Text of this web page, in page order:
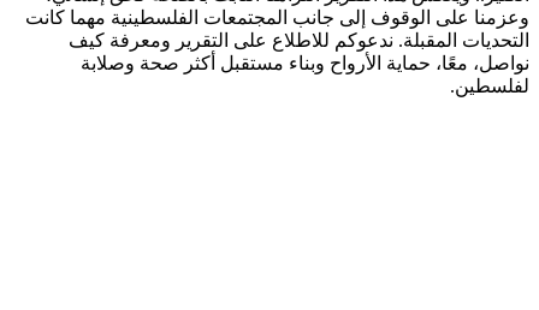
على الوقوف إلى جانب المجتمعات الفلسطينية مهما كانت
المقبلة. ندعوكم للاطلاع على التقرير ومعرفة كيف
معًا، حماية الأرواح وبناء مستقبل أكثر صحة وصلابة